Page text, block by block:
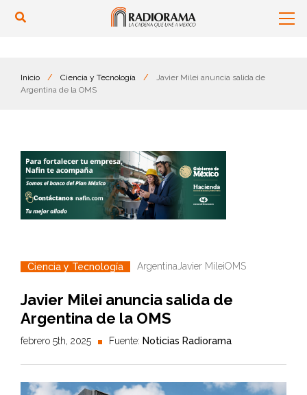
Inicio / Ciencia y Tecnología /
Javier Milei anuncia salida de
Argentina de la OMS
Ciencia y Tecnología Argentina Javier MileiOMS
Javier Milei anuncia salida de
Argentina de la OMS
febrero 5th, 2025 Fuente: Noticias Radiorama